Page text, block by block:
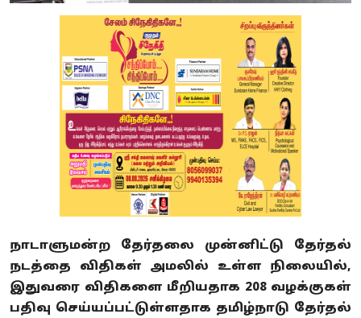
நாடாளுமன்ற தேர்தலை முன்னிட்டு தேர்தல்
நடத்தை விதிகள் அமலில் உள்ள நிலையில்,
இதுவரை விதிகளை மீறியதாக 208 வழக்குகள்
பதிவு செய்யப்பட்டுள்ளதாக தமிழ்நாடு தேர்தல்